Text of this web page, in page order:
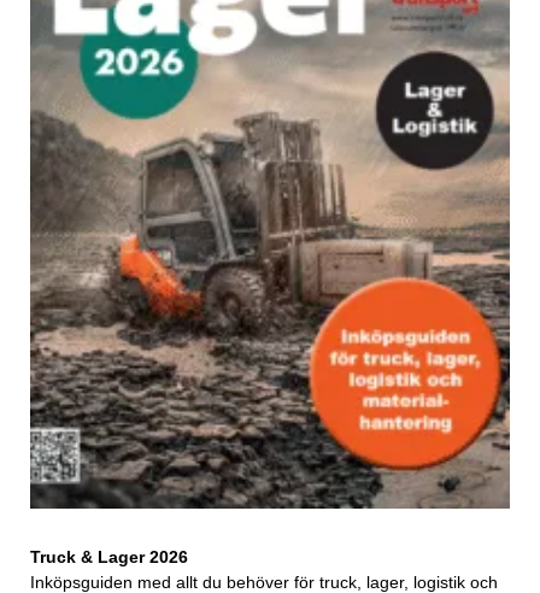
Truck & Lager 2026
Inköpsguiden med allt du behöver för truck, lager, logistik och